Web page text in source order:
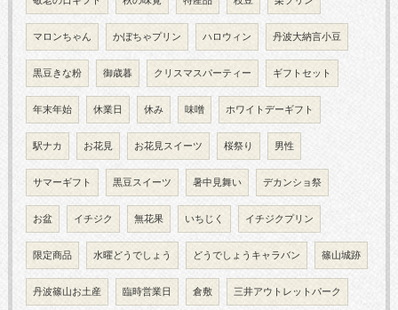
マロンちゃん かぼちゃプリン ハロウィン 丹波大納言小豆
黒豆きな粉 御歳暮 クリスマスパーティー ギフトセット
年末年始 休業日 休み 味噌 ホワイトデーギフト
駅ナカ お花見 お花見スイーツ 桜祭り 男性
サマーギフト 黒豆スイーツ 暑中見舞い デカンショ祭
お盆 イチジク 無花果 いちじく イチジクプリン
限定商品 水曜どうでしょう どうでしょうキャラバン 篠山城跡
丹波篠山お土産 臨時営業日 倉敷 三井アウトレットパーク